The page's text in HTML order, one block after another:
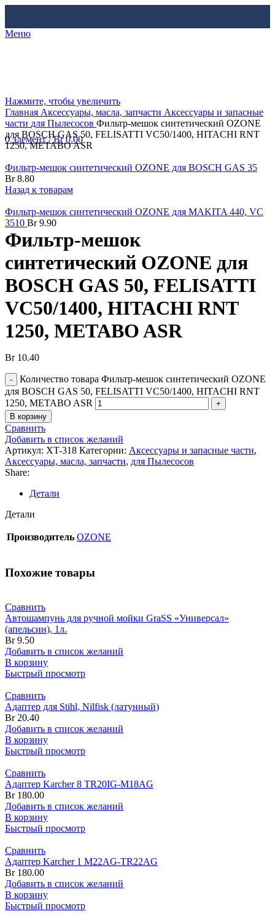
Меню
0элемент / Br0.00
Нажмите, чтобы увеличить
Главная Аксессуары, масла, запчасти Аксессуары и запасные
части для Пылесосов Фильтр-мешок синтетический OZONE
для BOSCH GAS 50, FELISATTI VC50/1400, HITACHI RNT
1250, METABO ASR
Фильтр-мешок синтетический OZONE для BOSCH GAS 35
Br8.80
Назад к товарам
Фильтр-мешок синтетический OZONE для MAKITA 440, VC
3510 Br9.90
Фильтр-мешок
синтетический OZONE для
BOSCH GAS 50, FELISATTI
VC50/1400, HITACHI RNT
1250, METABO ASR
Br10.40
Количество товара Фильтр-мешок синтетический OZONE
для BOSCH GAS 50, FELISATTI VC50/1400, HITACHI RNT
1250, METABO ASR
В корзину
Сравнить
Добавить в список желаний
Артикул: XT-318 Категории: Аксессуары и запасные части,
Аксессуары, масла, запчасти, для Пылесосов
Share:
Детали
Детали
Производитель OZONE
Похожие товары
Сравнить
Автошампунь для ручной мойки GraSS «Универсал»
(апельсин), 1л.
Br9.50
Добавить в список желаний
В корзину
Быстрый просмотр
Сравнить
Адаптер для Stihl, Nilfisk (латунный)
Br20.40
Добавить в список желаний
В корзину
Быстрый просмотр
Сравнить
Адаптер Karcher 8 TR20IG-M18AG
Br180.00
Добавить в список желаний
В корзину
Быстрый просмотр
Сравнить
Адаптер Karcher 1 M22AG-TR22AG
Br180.00
Добавить в список желаний
В корзину
Быстрый просмотр